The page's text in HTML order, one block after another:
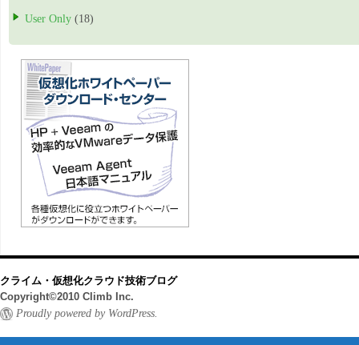
User Only (18)
クライム・仮想化クラウド技術ブログ
Copyright©2010 Climb Inc.
Proudly powered by WordPress.